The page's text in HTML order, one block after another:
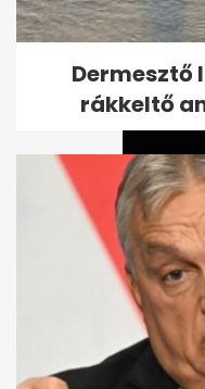
55
Dermesztő
rákkeltő